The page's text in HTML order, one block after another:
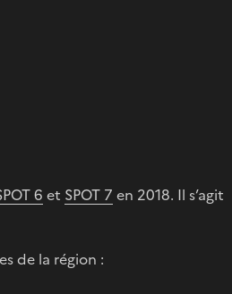
6 et SPOT 7 en 2018. Il s’agit
de la région :